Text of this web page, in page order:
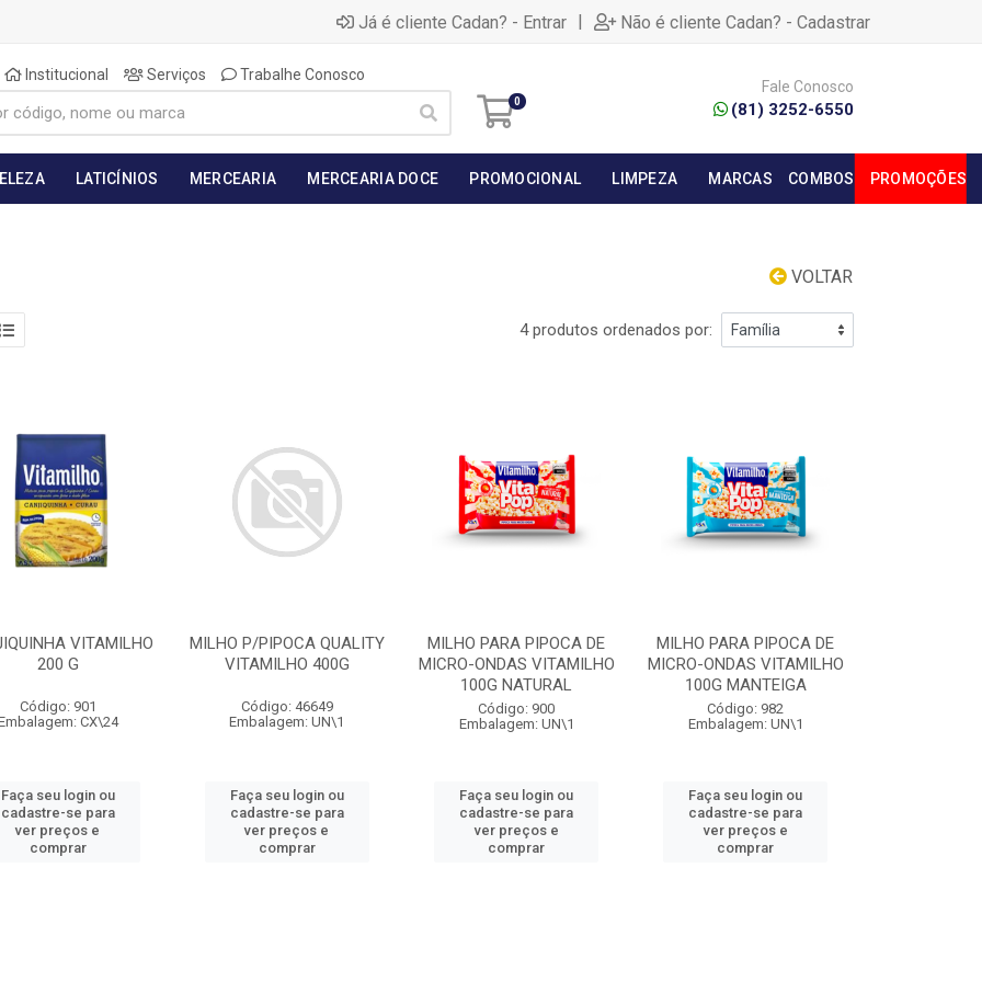
Já é cliente Cadan? - Entrar | Não é cliente Cadan? - Cadastrar
Institucional Serviços Trabalhe Conosco
0
Fale Conosco
(81) 3252-6550
LATICÍNIOS MERCEARIA MERCEARIA DOCE PROMOCIONAL LIMPEZA MARCAS COMBOS PROMOÇÕES
VOLTAR
4 produtos ordenados por:
VITAMILHO
200 G
Código: 901
CX\24
Faça seu login ou
cadastre-se para
ver preços e
comprar
MILHO P/PIPOCA QUALITY
VITAMILHO 400G
Código: 46649
Embalagem: UN\1
Faça seu login ou
cadastre-se para
ver preços e
comprar
MILHO PARA PIPOCA DE
MICRO-ONDAS VITAMILHO
100G NATURAL
Código: 900
Embalagem: UN\1
Faça seu login ou
cadastre-se para
ver preços e
comprar
MILHO PARA PIPOCA DE
MICRO-ONDAS VITAMILHO
100G MANTEIGA
Código: 982
Embalagem: UN\1
Faça seu login ou
cadastre-se para
ver preços e
comprar